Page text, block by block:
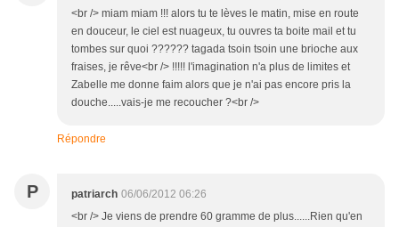
<br /> miam miam !!! alors tu te lèves le matin, mise en route
en douceur, le ciel est nuageux, tu ouvres ta boite mail et tu
tombes sur quoi ?????? tagada tsoin tsoin une brioche aux
fraises, je rêve<br /> !!!!! l'imagination n'a plus de limites et
Zabelle me donne faim alors que je n'ai pas encore pris la
douche.....vais-je me recoucher ?<br />
Répondre
P patriarch 06/06/2012 06:26
<br /> Je viens de prendre 60 gramme de plus......Rien qu'en